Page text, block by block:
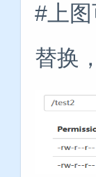
#上
替换